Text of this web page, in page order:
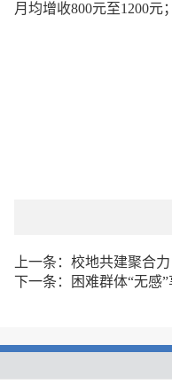
月均增收800元至1200元
上一条： 校地共建聚合
下一条：
困难群体“无感